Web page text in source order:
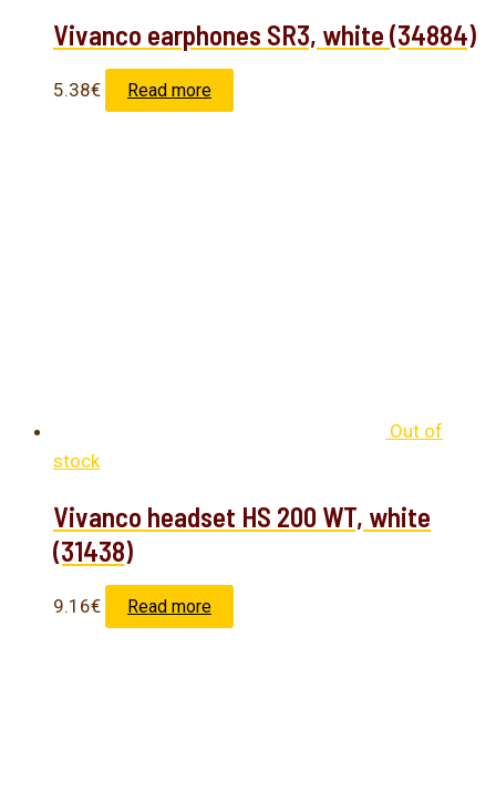
Vivanco earphones SR3, white (34884)
5.38€ Read more
Out of
stock
Vivanco headset HS 200 WT, white
(31438)
9.16€ Read more